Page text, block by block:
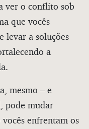
ver o conflito sob
que vocês
levar a soluções
a
mesmo – e
pode mudar
enfrentam os